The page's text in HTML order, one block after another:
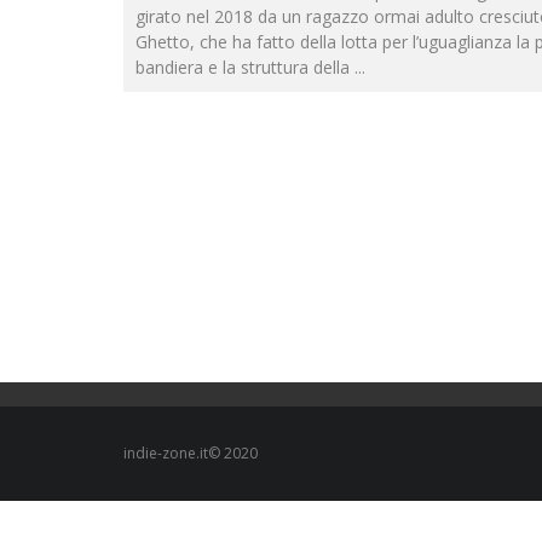
girato nel 2018 da un ragazzo ormai adulto
Ghetto, che ha fatto della lotta per l’uguaglianza la
bandiera e la struttura della ...
indie-zone.it© 2020